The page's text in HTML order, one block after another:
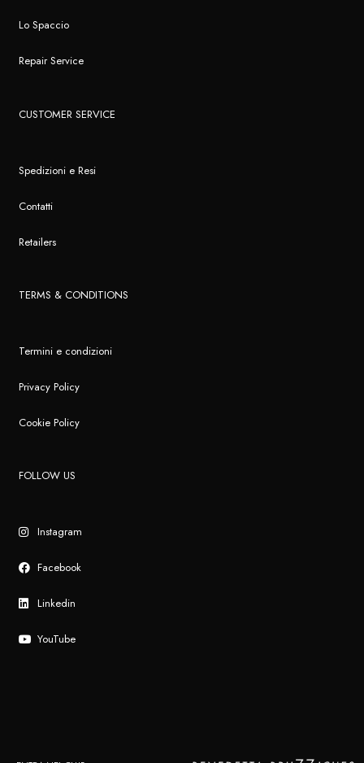
Lo Spaccio
Repair Service
CUSTOMER SERVICE
Spedizioni e Resi
Contatti
Retailers
TERMS & CONDITIONS
Termini e condizioni
Privacy Policy
Cookie Policy
FOLLOW US
Instagram
Facebook
Linkedin
YouTube